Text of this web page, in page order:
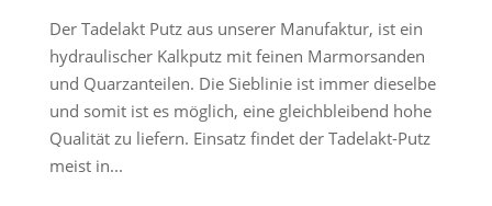
Der Tadelakt Putz aus unserer Manufaktur, ist ein
hydraulischer Kalkputz mit feinen Marmorsanden
und Quarzanteilen. Die Sieblinie ist immer dieselbe
und somit ist es möglich, eine gleichbleibend hohe
Qualität zu liefern. Einsatz findet der Tadelakt-Putz
meist in...